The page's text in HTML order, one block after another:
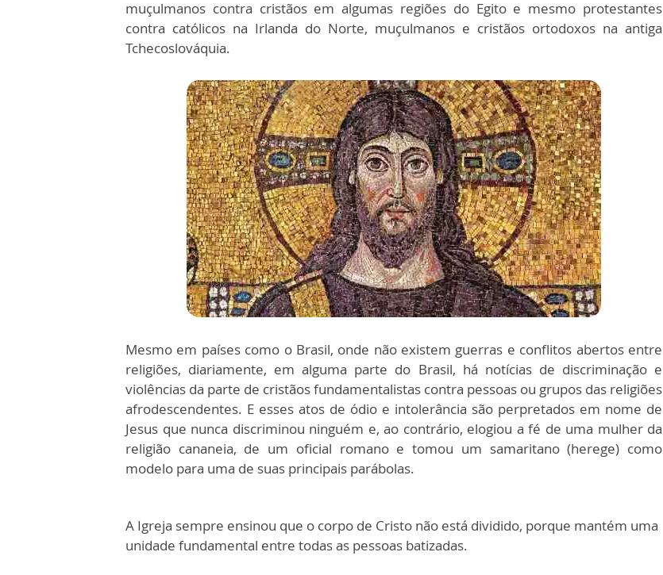
muçulmanos contra cristãos em algumas regiões do Egito e mesmo protestantes
contra católicos na Irlanda do Norte, muçulmanos e cristãos ortodoxos na antiga
Tchecoslováquia.
Mesmo em países como o Brasil, onde não existem guerras e conflitos abertos entre
religiões, diariamente, em alguma parte do Brasil, há notícias de discriminação e
violências da parte de cristãos fundamentalistas contra pessoas ou grupos das religiões
afrodescendentes. E esses atos de ódio e intolerância são perpretados em nome de
Jesus que nunca discriminou ninguém e, ao contrário, elogiou a fé de uma mulher da
religião cananeia, de um oficial romano e tomou um samaritano (herege) como
modelo para uma de suas principais parábolas.
A Igreja sempre ensinou que o corpo de Cristo não está dividido, porque mantém uma
unidade fundamental entre todas as pessoas batizadas.